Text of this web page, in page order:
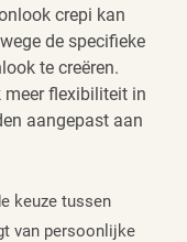
crepi kan
de specifieke
te creëren.
meer flexibiliteit in
aangepast aan
keuze tussen
van persoonlijke